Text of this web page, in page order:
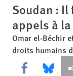
Soudan :
appels à
Omar el-Béchir
droits humains
Share this via
Share